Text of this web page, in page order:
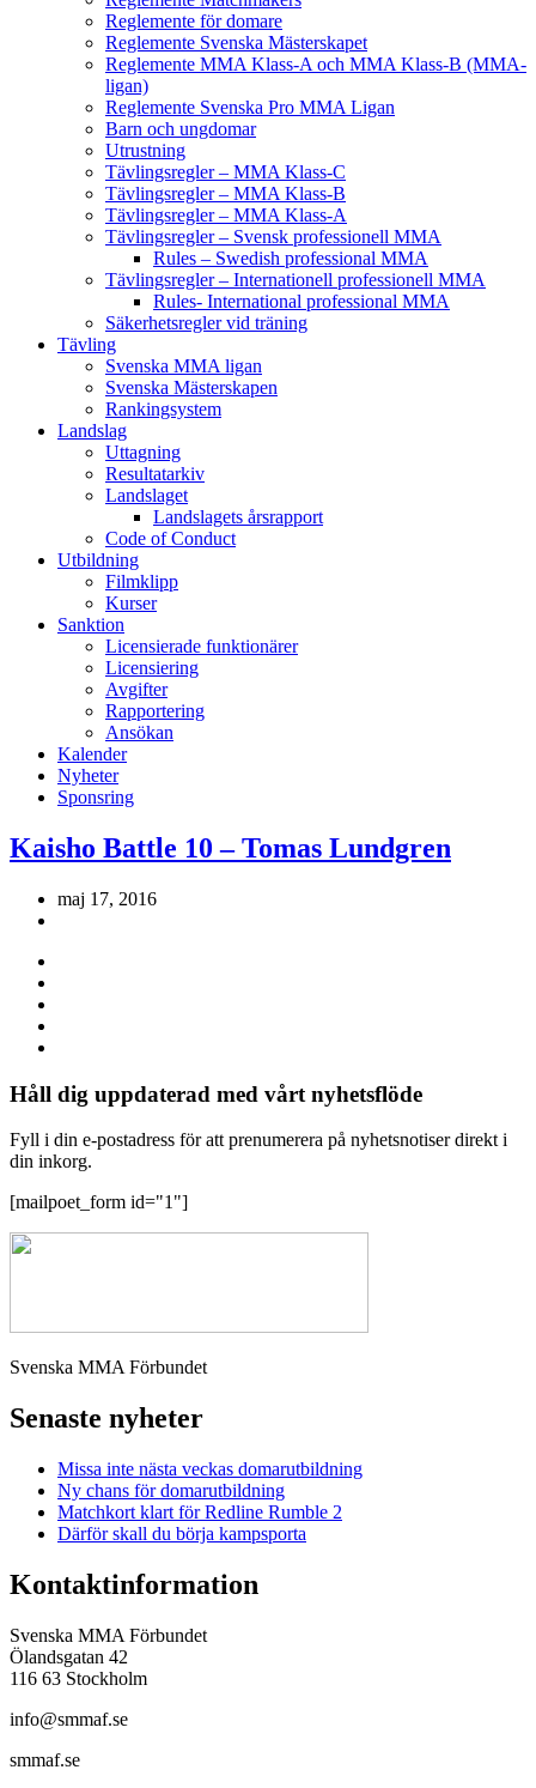
Reglemente för domare
Reglemente Svenska Mästerskapet
Reglemente MMA Klass-A och MMA Klass-B (MMA-
ligan)
Reglemente Svenska Pro MMA Ligan
Barn och ungdomar
Utrustning
Tävlingsregler – MMA Klass-C
Tävlingsregler – MMA Klass-B
Tävlingsregler – MMA Klass-A
Tävlingsregler – Svensk professionell MMA
Rules – Swedish professional MMA
Tävlingsregler – Internationell professionell MMA
Rules- International professional MMA
Säkerhetsregler vid träning
Tävling
Svenska MMA ligan
Svenska Mästerskapen
Rankingsystem
Landslag
Uttagning
Resultatarkiv
Landslaget
Landslagets årsrapport
Code of Conduct
Utbildning
Filmklipp
Kurser
Sanktion
Licensierade funktionärer
Licensiering
Avgifter
Rapportering
Ansökan
Kalender
Nyheter
Sponsring
Kaisho Battle 10 – Tomas Lundgren
maj 17, 2016
Håll dig uppdaterad med vårt nyhetsflöde
Fyll i din e-postadress för att prenumerera på nyhetsnotiser direkt i
din inkorg.
[mailpoet_form id="1"]
Svenska MMA Förbundet
Senaste nyheter
Missa inte nästa veckas domarutbildning
Ny chans för domarutbildning
Matchkort klart för Redline Rumble 2
Därför skall du börja kampsporta
Kontaktinformation
Svenska MMA Förbundet
Ölandsgatan 42
116 63 Stockholm
info@smmaf.se
smmaf.se